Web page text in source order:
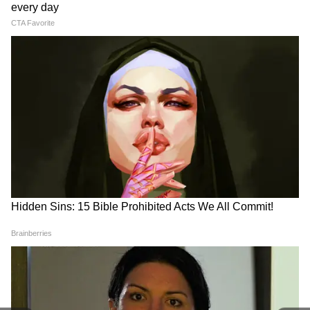
गैस ऑफ-टेक और पाइपलाइन सबसे बड़ी चुनौती
इस बीच, गेल इंडिया लिमिटेड के एग्जीक्यूटिव डायरेक्टर
(सीबीजी) सच्चिदानंद यादव ने कहा कि देश में सीबीजी
क्षेत्र को बढ़ाने के लिए गैस की ऑफ-टेक सुनिश्चित करना
सबसे बड़ी बाधाओं में से एक है। यादव ने कहा, "ऑफ-
टेक की चुनौती भारत में सीबीजी (कंप्रेस्ड बायोगैस) क्षेत्र के
विस्तार के लिए सबसे बड़े मुद्दों में से एक है। गैस का
ऑफ-टेक एक ऐसा मुद्दा है जिसे सीबीजी उत्पादकों या
सीजीडी संस्थाओं द्वारा पाइपलाइन बिछाकर हल किया जा
सकता है। सीबीजी उत्पादकों को तेल और गैस के मानकों
का कोई खास अनुभव नहीं है। निश्चित रूप से, जिम्मेदारी
अर्थव्यवस्था, बजट, स्टार्टअप्स, उद्योग जगत और शेयर
मार्केट अपडेट्स के लिए
पढ़ें। निवेश सलाह, बैंकिंग अपडेट्स और गोल्ड-सिल्वर रेट्स
समेत पर्सनल फाइनेंस की जानकारीMoney News in
सेक्शन में पाएं। वित्तीय दुनिया की स्पष्ट और
उपयोगी जानकारी — Asianet News Hindi पर।